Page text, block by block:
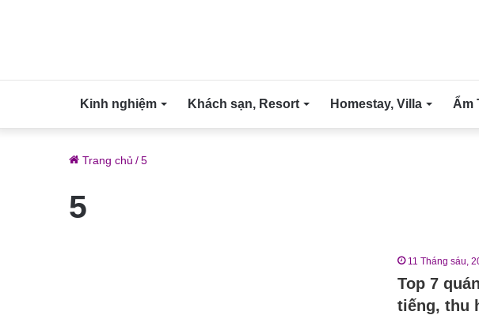
Kinh nghiệm Khách sạn, Resort Homestay, Villa Ẩm
Trang chủ /5
5
11 Tháng sáu,
Top 7
tiếng, thu